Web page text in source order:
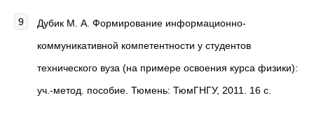
Дубик М. А. Формирование информационно-
коммуникативной компетентности у студентов
технического вуза (на примере освоения курса физики):
уч.-метод. пособие. Тюмень: ТюмГНГУ, 2011. 16 с.